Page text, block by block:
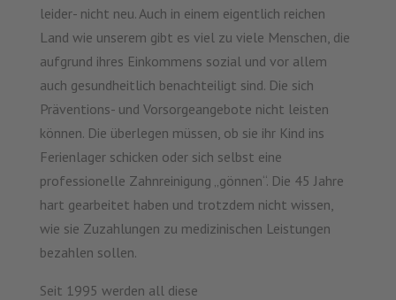
leider- nicht neu. Auch in einem eigentlich reichen
Land wie unserem gibt es viel zu viele Menschen, die
aufgrund ihres Einkommens sozial und vor allem
auch gesundheitlich benachteiligt sind. Die sich
Präventions- und Vorsorgeangebote nicht leisten
können. Die überlegen müssen, ob sie ihr Kind ins
Ferienlager schicken oder sich selbst eine
professionelle Zahnreinigung „gönnen“. Die 45 Jahre
hart gearbeitet haben und trotzdem nicht wissen,
wie sie Zuzahlungen zu medizinischen Leistungen
bezahlen sollen.
Seit 1995 werden all diese